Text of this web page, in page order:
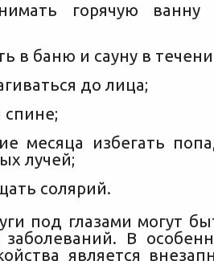
горячую
в баню и сауну в
до лица;
спине;
месяца избегать
лучей;
солярий.
под глазами могут
заболеваний. В
является